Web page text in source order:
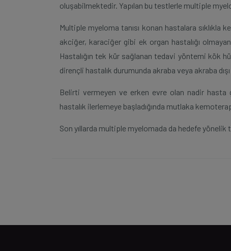
oluşabilmektedir. Yapılan bu testlerle multiple
Multiple myeloma tanısı konan hastalara
akciğer, karaciğer gibi ek organ hastalığı
Hastalığın tek kür sağlanan tedavi yöntemi kök
dirençli hastalık durumunda akraba veya akraba
Belirti vermeyen ve erken evre olan nadir hasta
hastalık ilerlemeye başladığında mutlaka
Son yıllarda multiple myelomada da hedefe